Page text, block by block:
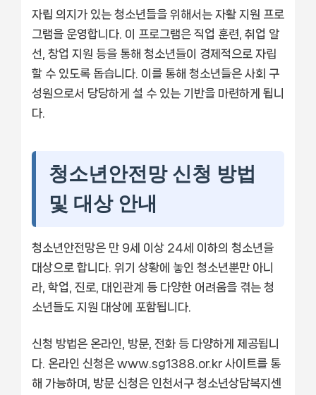
자립 의지가 있는 청소년들을 위해서는 자활 지원 프로
그램을 운영합니다. 이 프로그램은 직업 훈련, 취업 알
선, 창업 지원 등을 통해 청소년들이 경제적으로 자립
할 수 있도록 돕습니다. 이를 통해 청소년들은 사회 구
성원으로서 당당하게 설 수 있는 기반을 마련하게 됩니
다.
청소년안전망 신청 방법
및 대상 안내
청소년안전망은 만 9세 이상 24세 이하의 청소년을
대상으로 합니다. 위기 상황에 놓인 청소년뿐만 아니
라, 학업, 진로, 대인관계 등 다양한 어려움을 겪는 청
소년들도 지원 대상에 포함됩니다.
신청 방법은 온라인, 방문, 전화 등 다양하게 제공됩니
다. 온라인 신청은 www.sg1388.or.kr 사이트를 통
해 가능하며, 방문 신청은 인천서구 청소년상담복지센